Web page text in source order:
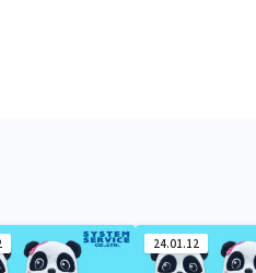
24.01.12